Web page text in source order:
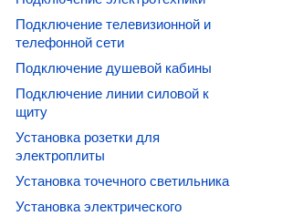
Подключение телевизионной и
телефонной сети
Подключение душевой кабины
Подключение линии силовой к
щиту
Установка розетки для
электроплиты
Установка точечного светильника
Установка электрического